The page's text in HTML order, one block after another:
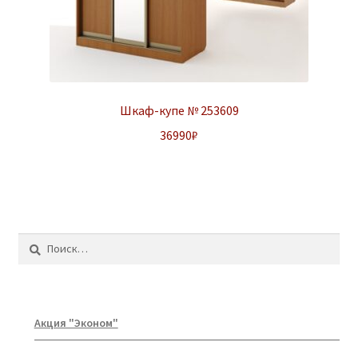
Шкаф-купе № 253609
36990₽
Акция "Эконом"